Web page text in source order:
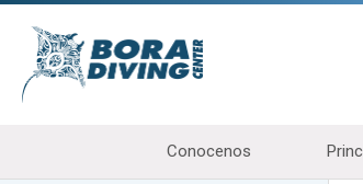
Conocenos